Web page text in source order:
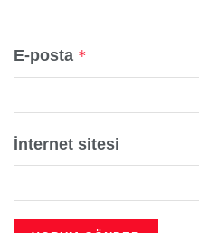
E-posta *
İnternet sitesi